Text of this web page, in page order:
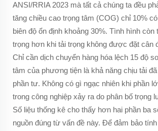
ANSI/RRIA 2023 mà tất cả chúng ta đều
tăng chiều cao trọng tâm (COG) chỉ 10%
biên độ ổn định khoảng 30%. Tình hình còn
trọng hơn khi tải trọng không được đặt cân
Chỉ cần dịch chuyển hàng hóa lệch 15 độ
tâm của phương tiện là khả năng chịu tải
phần tư. Không có gì ngạc nhiên khi phần
trong công nghiệp xảy ra do phân bố trọng
Số liệu thống kê cho thấy hơn hai phần ba
nguồn đúng từ vấn đề này. Để đảm bảo